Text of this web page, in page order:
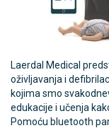
Laerdal Medical
oživljavanja i
kojima smo
edukacije i učenja
Pomoću bluetooth